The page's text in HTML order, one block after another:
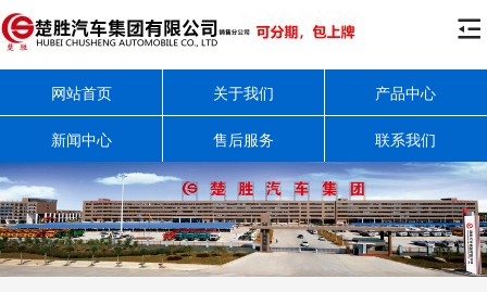

网站首页 关于我们 产品中心
新闻中心 售后服务 联系我们